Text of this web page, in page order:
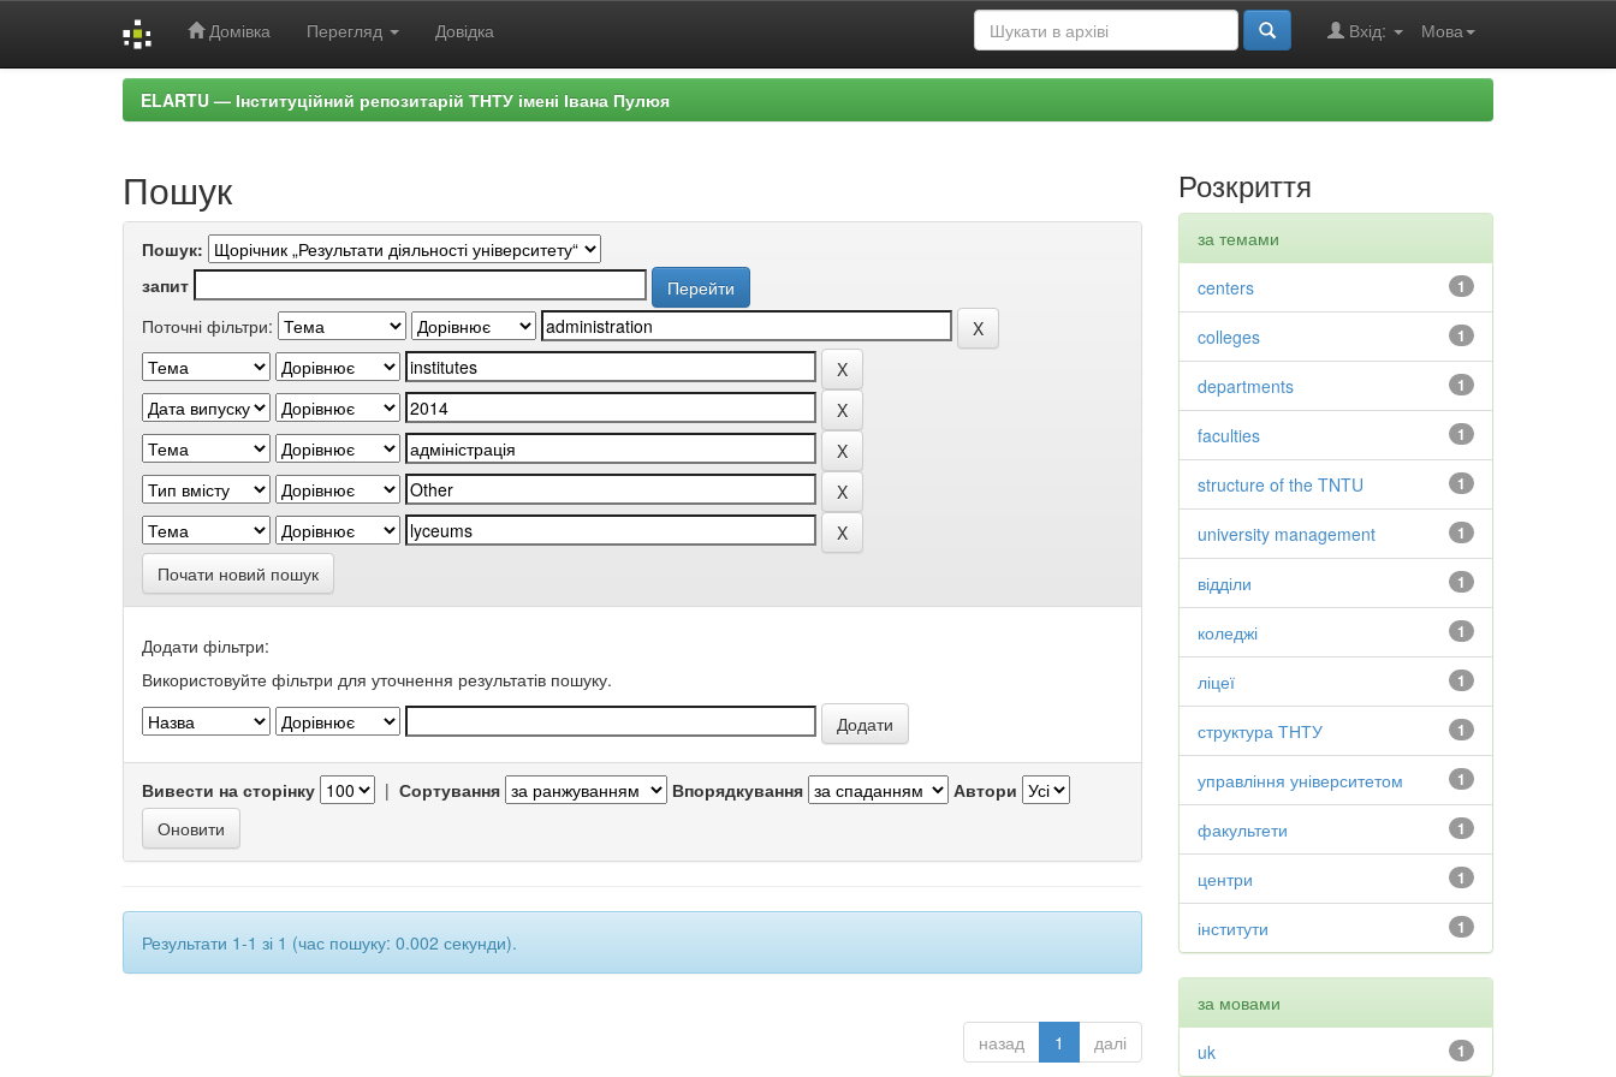
Домівка Перегляд Довідка Мова
Вхід:
ELARTU — Інституційний репозитарій ТНТУ імені Івана Пулюя
Пошук
Пошук:
запит
Поточні фільтри:
Почати новий пошук
Додати фільтри:
Використовуйте фільтри для уточнення результатів пошуку.
Вивести на сторінку | Сортування Впорядкування Автори
Результати 1-1 зі 1 (час пошуку: 0.002 секунди).
назад 1 далі
Розкриття
за темами
1
centers
1
colleges
1
departments
1
faculties
1
structure of the TNTU
1
university management
1
відділи
1
коледжі
1
ліцеї
1
структура ТНТУ
1
управління університетом
1
факультети
1
центри
1
інститути
за мовами
1
uk